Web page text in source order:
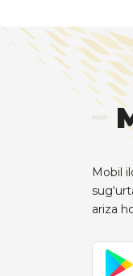
Mobil
ariza